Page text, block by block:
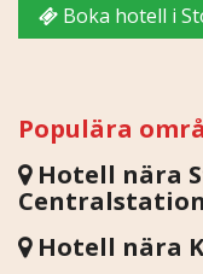
Boka hotell i
Populära
Hotell nära
Centralstation
Hotell nära